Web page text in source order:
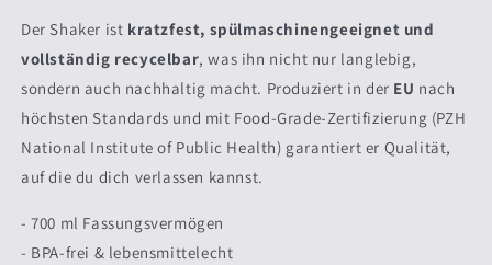
Der Shaker ist kratzfest, spülmaschinengeeignet und
vollständig recycelbar, was ihn nicht nur langlebig,
sondern auch nachhaltig macht. Produziert in der EU nach
höchsten Standards und mit Food-Grade-Zertifizierung (PZH
National Institute of Public Health) garantiert er Qualität,
auf die du dich verlassen kannst.
- 700 ml Fassungsvermögen
- BPA-frei & lebensmittelecht